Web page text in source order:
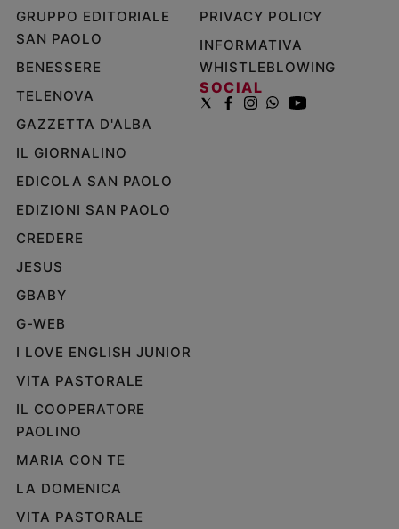
GRUPPO EDITORIALE
SAN PAOLO
BENESSERE
TELENOVA
GAZZETTA D'ALBA
IL GIORNALINO
EDICOLA SAN PAOLO
EDIZIONI SAN PAOLO
CREDERE
JESUS
GBABY
G-WEB
I LOVE ENGLISH JUNIOR
VITA PASTORALE
IL COOPERATORE
PAOLINO
MARIA CON TE
LA DOMENICA
VITA PASTORALE
PRIVACY POLICY
INFORMATIVA
WHISTLEBLOWING
SOCIAL